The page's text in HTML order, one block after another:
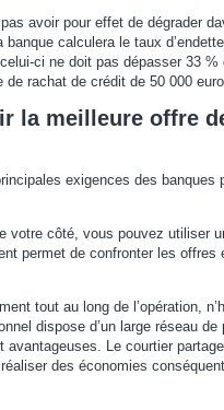
avoir pour effet de dégrader
banque calculera le taux
celui-ci ne doit pas dépasser 33
rachat de crédit de 50 000
la meilleure offre
exigences des banques
votre côté, vous pouvez utiliser
permet de confronter les offres
tout au long de l’opération,
dispose d’un large réseau
avantageuses. Le courtier
des économies